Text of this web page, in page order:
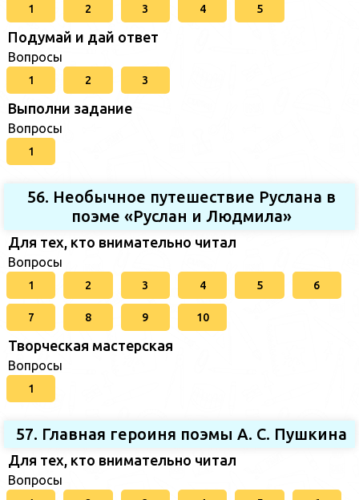
1 2 3 4 5
Подумай и дай ответ
Вопросы
1 2 3
Выполни задание
Вопросы
1
56. Необычное путешествие Руслана в
поэме «Руслан и Людмила»
Для тех, кто внимательно читал
Вопросы
1 2 3 4 5 6
7 8 9 10
Творческая мастерская
Вопросы
1
57. Главная героиня поэмы А. С. Пушкина
Для тех, кто внимательно читал
Вопросы